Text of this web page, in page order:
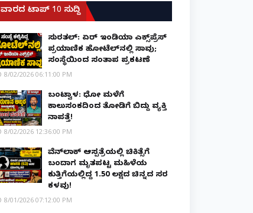
ವಾರದ ಟಾಪ್ 10 ಸುದ್ದಿ
ಸುರತ್ಕಲ್: ಏರ್ ಇಂಡಿಯಾ ಎಕ್ಸ್‌ಪ್ರೆಸ್
ಪ್ರಯಾಣಿಕ ಹೋಟೆಲ್‌ನಲ್ಲಿ ಸಾವು;
ಸಂಸ್ಥೆಯಿಂದ ಸಂತಾಪ ಪ್ರಕಟಣೆ
8/02/2026 06:11:00 PM
ಬಂಟ್ವಾಳ: ಧೋ ಮಳೆಗೆ
ಕಾಲುಸಂಕದಿಂದ ತೋಡಿಗೆ ಬಿದ್ದು ವ್ಯಕ್ತಿ
ನಾಪತ್ತೆ!
8/02/2026 12:36:00 PM
ವೆನ್‌ಲಾಕ್ ಆಸ್ಪತ್ರೆಯಲ್ಲಿ ಚಿಕಿತ್ಸೆಗೆ
ಬಂದಾಗ ಮೃತಪಟ್ಟ ಮಹಿಳೆಯ
ಕುತ್ತಿಗೆಯಲ್ಲಿದ್ದ ₹1.50 ಲಕ್ಷದ ಚಿನ್ನದ ಸರ
ಕಳವು!
8/01/2026 07:12:00 PM